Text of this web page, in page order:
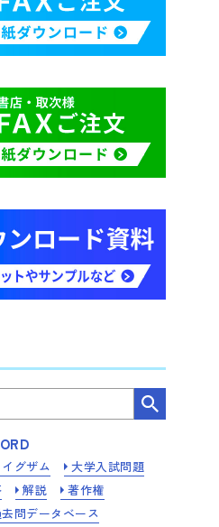
イグザム
大学入試問題
解説
著作権
問データベース